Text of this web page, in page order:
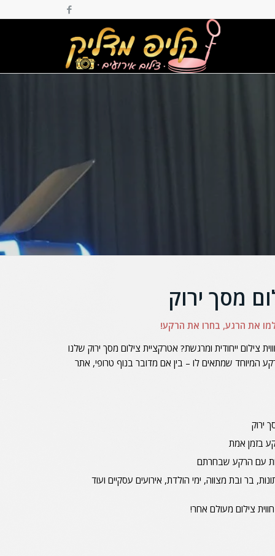
מסך ירוק
את הרגע, בחרו את הרקע!
צילום ייחודית ומרגשת? אטרקציית צילום מסך ירוק שלנו
שמתאים לו – בין אם מדובר בנוף טרופי, אתר
ירוק
בזמן אמת
עם הרקע שבחרתם
בר ובת מצווה, ימי הולדת, אירועים עסקיים ועוד
צילום מעולם אחר!